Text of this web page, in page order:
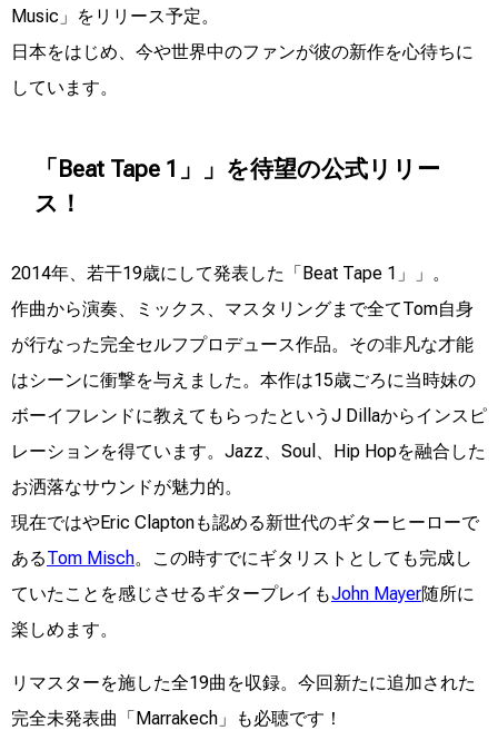
Music」をリリース予定。
日本をはじめ、今や世界中のファンが彼の新作を心待ちに
しています。
「Beat Tape 1」」を待望の公式リリー
ス！
2014年、若干19歳にして発表した「Beat Tape 1」」。
作曲から演奏、ミックス、マスタリングまで全てTom自身
が行なった完全セルフプロデュース作品。その非凡な才能
はシーンに衝撃を与えました。本作は15歳ごろに当時妹の
ボーイフレンドに教えてもらったというJ Dillaからインスピ
レーションを得ています。Jazz、Soul、Hip Hopを融合した
お洒落なサウンドが魅力的。
現在ではやEric Claptonも認める新世代のギターヒーローで
あるTom Misch。この時すでにギタリストとしても完成し
ていたことを感じさせるギタープレイもJohn Mayer随所に
楽しめます。
リマスターを施した全19曲を収録。今回新たに追加された
完全未発表曲「Marrakech」も必聴です！